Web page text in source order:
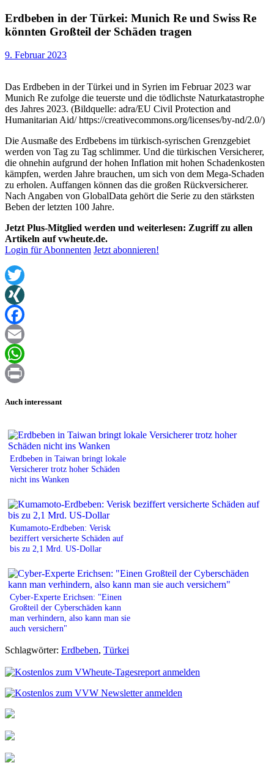
Erdbeben in der Türkei: Munich Re und Swiss Re
könnten Großteil der Schäden tragen
9. Februar 2023
Das Erdbeben in der Türkei und in Syrien im Februar 2023 war
Munich Re zufolge die teuerste und die tödlichste Naturkatastrophe
des Jahres 2023. (Bildquelle: adra/EU Civil Protection and
Humanitarian Aid/ https://creativecommons.org/licenses/by-nd/2.0/)
Die Ausmaße des Erdbebens im türkisch-syrischen Grenzgebiet
werden von Tag zu Tag schlimmer. Und die türkischen Versicherer,
die ohnehin aufgrund der hohen Inflation mit hohen Schadenkosten
kämpfen, werden Jahre brauchen, um sich von dem Mega-Schaden
zu erholen. Auffangen können das die großen Rückversicherer.
Nach Angaben von GlobalData gehört die Serie zu den stärksten
Beben der letzten 100 Jahre.
Jetzt Plus-Mitglied werden und weiterlesen: Zugriff zu allen
Artikeln auf vwheute.de.
Login für Abonnenten Jetzt abonnieren!
Twitter
XING
Facebook
Email
WhatsApp
Auch interessant
Erdbeben in Taiwan bringt lokale
Versicherer trotz hoher Schäden
nicht ins Wanken
Kumamoto-Erdbeben: Verisk
beziffert versicherte Schäden auf
bis zu 2,1 Mrd. US-Dollar
Cyber-Experte Erichsen: "Einen
Großteil der Cyberschäden kann
man verhindern, also kann man sie
auch versichern"
Schlagwörter: Erdbeben, Türkei